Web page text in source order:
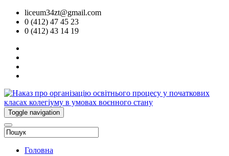
liceum34zt@gmail.com
0 (412) 47 45 23
0 (412) 43 14 19
Toggle navigation
Головна